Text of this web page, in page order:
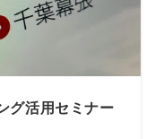
グ活用セミナー